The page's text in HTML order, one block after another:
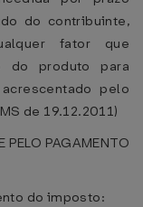
do contribuinte,
fator que
do produto para
pelo
de 19.12.2011)
PAGAMENTO
do imposto: